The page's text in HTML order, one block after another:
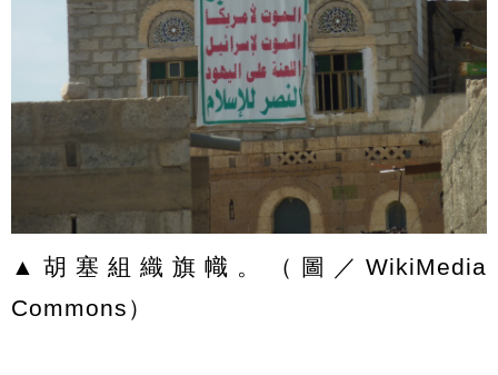
▲胡塞組織旗幟。（圖／WikiMedia
Commons）